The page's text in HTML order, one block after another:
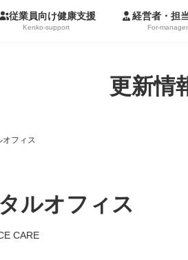
従業員向け健康支援
Kenko-support
経営者・担
For-
更新情
オフィス
ルオフィス
CARE